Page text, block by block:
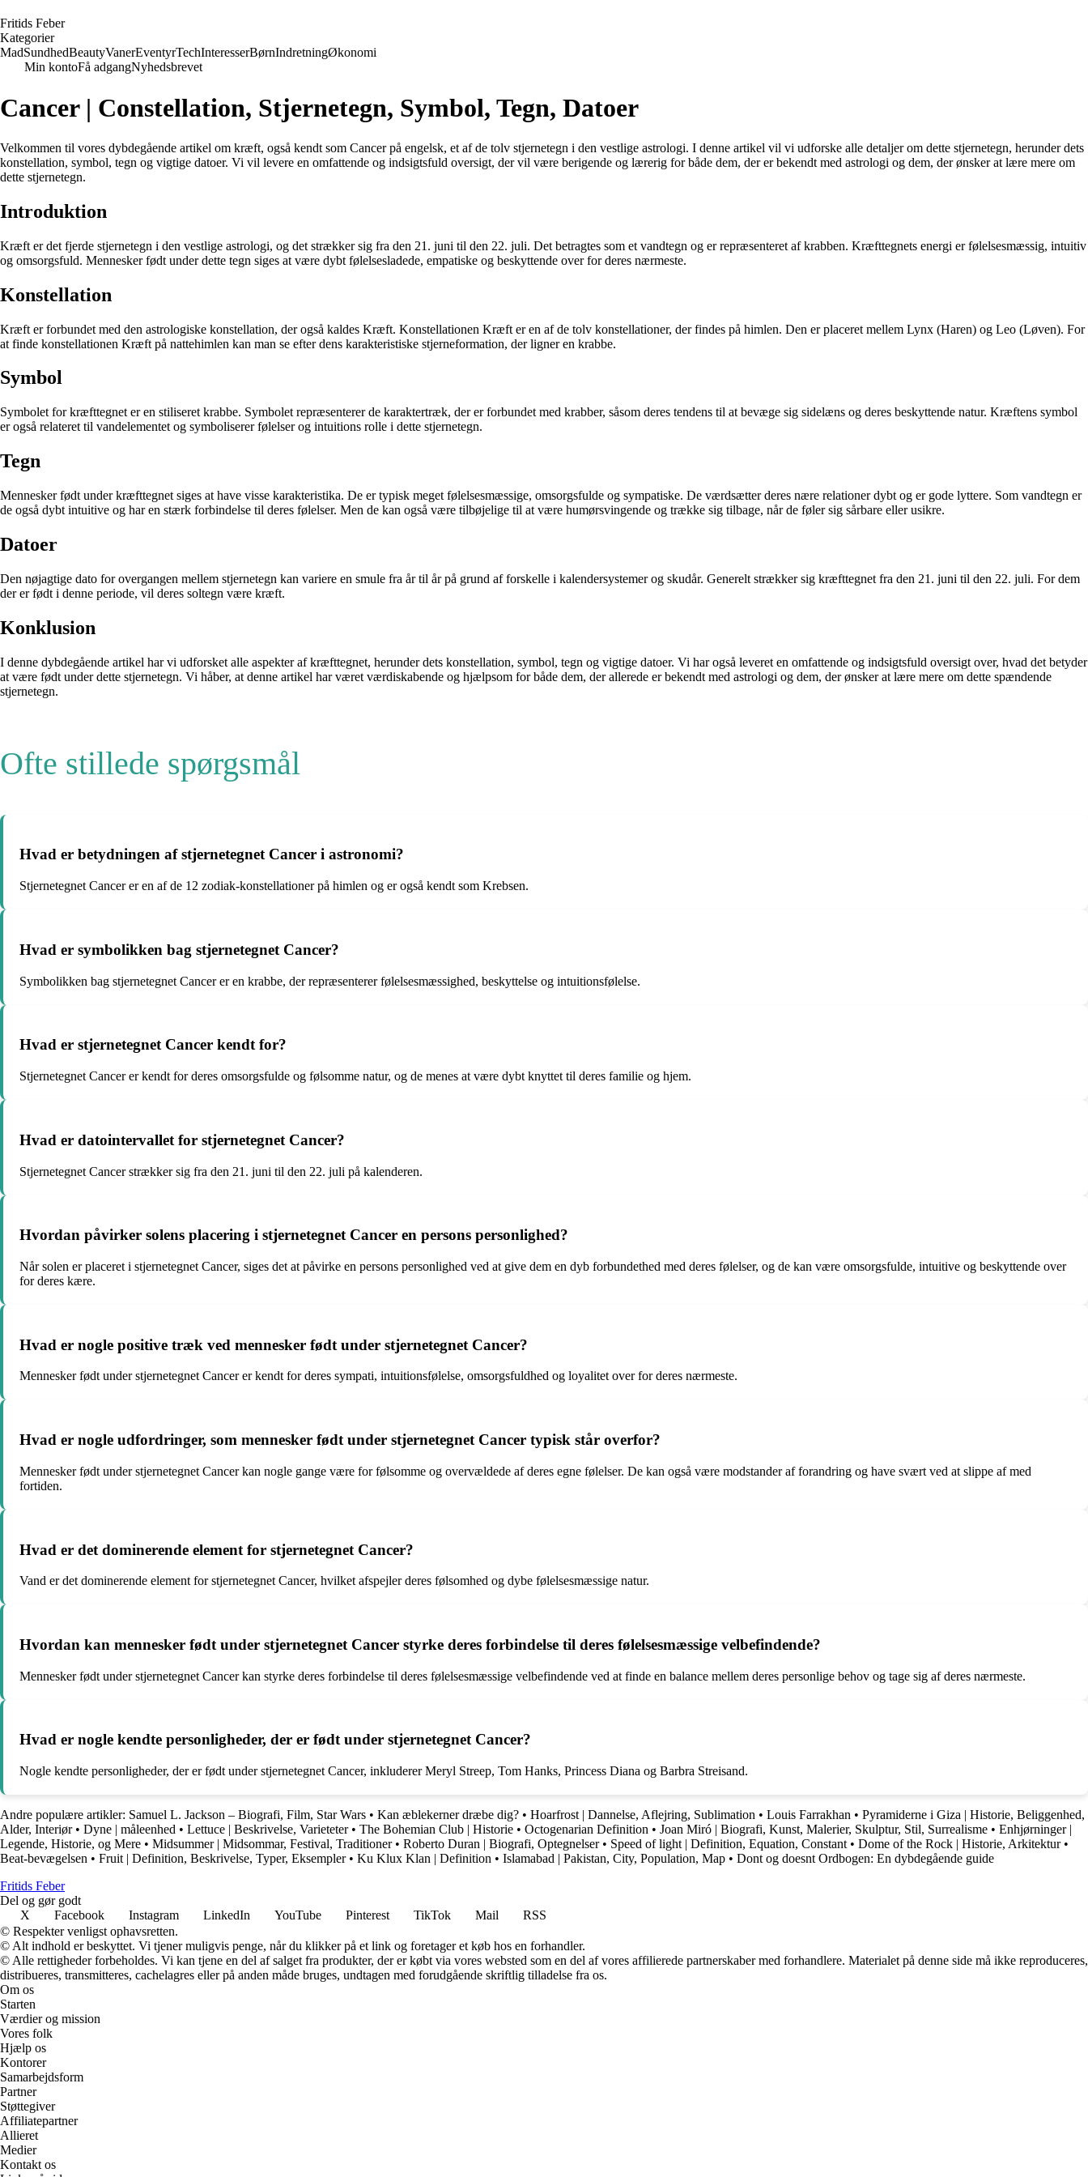
Fritids Feber
Kategorier
MadSundhedBeautyVanerEventyrTechInteresserBørnIndretningØkonomi
Min kontoFå adgangNyhedsbrevet
Cancer | Constellation, Stjernetegn, Symbol, Tegn, Datoer
Velkommen til vores dybdegående artikel om kræft, også kendt som Cancer på engelsk, et af de tolv stjernetegn i den vestlige astrologi. I denne artikel vil vi udforske alle detaljer om dette stjernetegn, herunder dets
konstellation, symbol, tegn og vigtige datoer. Vi vil levere en omfattende og indsigtsfuld oversigt, der vil være berigende og lærerig for både dem, der er bekendt med astrologi og dem, der ønsker at lære mere om
dette stjernetegn.
Introduktion
Kræft er det fjerde stjernetegn i den vestlige astrologi, og det strækker sig fra den 21. juni til den 22. juli. Det betragtes som et vandtegn og er repræsenteret af krabben. Kræfttegnets energi er følelsesmæssig, intuitiv
og omsorgsfuld. Mennesker født under dette tegn siges at være dybt følelsesladede, empatiske og beskyttende over for deres nærmeste.
Konstellation
Kræft er forbundet med den astrologiske konstellation, der også kaldes Kræft. Konstellationen Kræft er en af de tolv konstellationer, der findes på himlen. Den er placeret mellem Lynx (Haren) og Leo (Løven). For
at finde konstellationen Kræft på nattehimlen kan man se efter dens karakteristiske stjerneformation, der ligner en krabbe.
Symbol
Symbolet for kræfttegnet er en stiliseret krabbe. Symbolet repræsenterer de karaktertræk, der er forbundet med krabber, såsom deres tendens til at bevæge sig sidelæns og deres beskyttende natur. Kræftens symbol
er også relateret til vandelementet og symboliserer følelser og intuitions rolle i dette stjernetegn.
Tegn
Mennesker født under kræfttegnet siges at have visse karakteristika. De er typisk meget følelsesmæssige, omsorgsfulde og sympatiske. De værdsætter deres nære relationer dybt og er gode lyttere. Som vandtegn er
de også dybt intuitive og har en stærk forbindelse til deres følelser. Men de kan også være tilbøjelige til at være humørsvingende og trække sig tilbage, når de føler sig sårbare eller usikre.
Datoer
Den nøjagtige dato for overgangen mellem stjernetegn kan variere en smule fra år til år på grund af forskelle i kalendersystemer og skudår. Generelt strækker sig kræfttegnet fra den 21. juni til den 22. juli. For dem
der er født i denne periode, vil deres soltegn være kræft.
Konklusion
I denne dybdegående artikel har vi udforsket alle aspekter af kræfttegnet, herunder dets konstellation, symbol, tegn og vigtige datoer. Vi har også leveret en omfattende og indsigtsfuld oversigt over, hvad det betyder
at være født under dette stjernetegn. Vi håber, at denne artikel har været værdiskabende og hjælpsom for både dem, der allerede er bekendt med astrologi og dem, der ønsker at lære mere om dette spændende
stjernetegn.
Ofte stillede spørgsmål
Hvad er betydningen af ​​stjernetegnet Cancer i astronomi?
Stjernetegnet Cancer er en af de 12 zodiak-konstellationer på himlen og er også kendt som Krebsen.
Hvad er symbolikken bag stjernetegnet Cancer?
Symbolikken bag stjernetegnet Cancer er en krabbe, der repræsenterer følelsesmæssighed, beskyttelse og intuitionsfølelse.
Hvad er stjernetegnet Cancer kendt for?
Stjernetegnet Cancer er kendt for deres omsorgsfulde og følsomme natur, og de menes at være dybt knyttet til deres familie og hjem.
Hvad er datointervallet for stjernetegnet Cancer?
Stjernetegnet Cancer strækker sig fra den 21. juni til den 22. juli på kalenderen.
Hvordan påvirker solens placering i stjernetegnet Cancer en persons personlighed?
Når solen er placeret i stjernetegnet Cancer, siges det at påvirke en persons personlighed ved at give dem en dyb forbundethed med deres følelser, og de kan være omsorgsfulde, intuitive og beskyttende over
for deres kære.
Hvad er nogle positive træk ved mennesker født under stjernetegnet Cancer?
Mennesker født under stjernetegnet Cancer er kendt for deres sympati, intuitionsfølelse, omsorgsfuldhed og loyalitet over for deres nærmeste.
Hvad er nogle udfordringer, som mennesker født under stjernetegnet Cancer typisk står overfor?
Mennesker født under stjernetegnet Cancer kan nogle gange være for følsomme og overvældede af deres egne følelser. De kan også være modstander af forandring og have svært ved at slippe af med
fortiden.
Hvad er det dominerende element for stjernetegnet Cancer?
Vand er det dominerende element for stjernetegnet Cancer, hvilket afspejler deres følsomhed og dybe følelsesmæssige natur.
Hvordan kan mennesker født under stjernetegnet Cancer styrke deres forbindelse til deres følelsesmæssige velbefindende?
Mennesker født under stjernetegnet Cancer kan styrke deres forbindelse til deres følelsesmæssige velbefindende ved at finde en balance mellem deres personlige behov og tage sig af deres nærmeste.
Hvad er nogle kendte personligheder, der er født under stjernetegnet Cancer?
Nogle kendte personligheder, der er født under stjernetegnet Cancer, inkluderer Meryl Streep, Tom Hanks, Princess Diana og Barbra Streisand.
Andre populære artikler: Samuel L. Jackson – Biografi, Film, Star Wars • Kan æblekerner dræbe dig? • Hoarfrost | Dannelse, Aflejring, Sublimation • Louis Farrakhan • Pyramiderne i Giza | Historie, Beliggenhed,
Alder, Interiør• Dyne | måleenhed • Lettuce | Beskrivelse, Varieteter• The Bohemian Club | Historie • Octogenarian Definition • Joan Miró | Biografi, Kunst, Malerier, Skulptur, Stil, Surrealisme • Enhjørninger |
Legende, Historie, og Mere • Midsummer | Midsommar, Festival, Traditioner• Roberto Duran | Biografi, Optegnelser• Speed of light | Definition, Equation, Constant • Dome of the Rock | Historie, Arkitektur•
Beat-bevægelsen • Fruit | Definition, Beskrivelse, Typer, Eksempler• Ku Klux Klan | Definition • Islamabad | Pakistan, City, Population, Map • Dont og doesnt Ordbogen: En dybdegående guide
Fritids Feber
Del og gør godt
X
Facebook Instagram LinkedIn YouTube Pinterest TikTok Mail
RSS
© Respekter venligst ophavsretten.
© Alt indhold er beskyttet. Vi tjener muligvis penge, når du klikker på et link og foretager et køb hos en forhandler.
© Alle rettigheder forbeholdes. Vi kan tjene en del af salget fra produkter, der er købt via vores websted som en del af vores affilierede partnerskaber med forhandlere. Materialet på denne side må ikke reproduceres,
distribueres, transmitteres, cachelagres eller på anden måde bruges, undtagen med forudgående skriftlig tilladelse fra os.
Om os
Starten
Værdier og mission
Vores folk
Hjælp os
Kontorer
Samarbejdsform
Partner
Støttegiver
Affiliatepartner
Allieret
Medier
Kontakt os